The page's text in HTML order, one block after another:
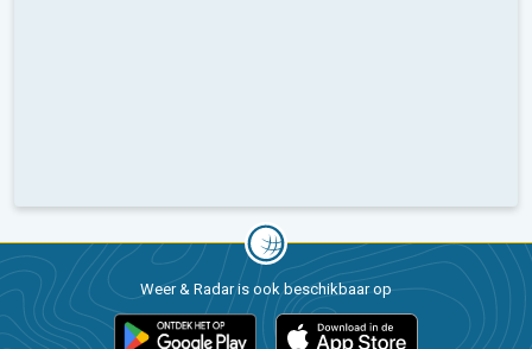
Weer & Radar is ook beschikbaar op